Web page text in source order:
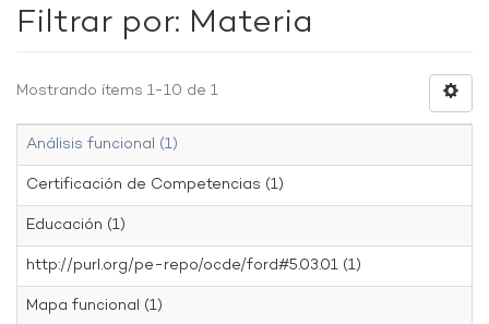
Filtrar por: Materia
Mostrando ítems 1-10 de 1
Análisis funcional (1)
Certificación de Competencias (1)
Educación (1)
http://purl.org/pe-repo/ocde/ford#5.03.01 (1)
Mapa funcional (1)